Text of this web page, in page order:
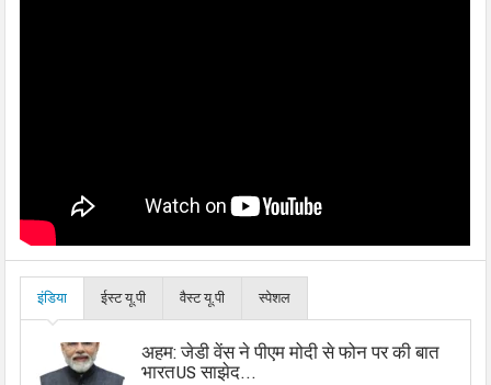
इंडिया ईस्ट यू.पी वैस्ट यू.पी स्पेशल
अहम: जेडी वेंस ने पीएम मोदी से फोन पर की बात
भारतUS साझेद…